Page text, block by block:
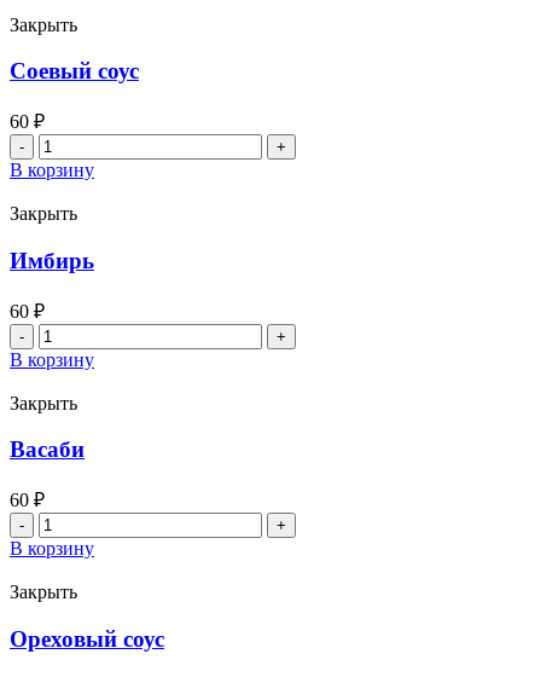
Закрыть
Соевый соус
60 ₽
Количество
товара
Соевый
соус
В корзину
Закрыть
Имбирь
60 ₽
Количество
товара
Имбирь
В корзину
Закрыть
Васаби
60 ₽
Количество
товара
Васаби
В корзину
Закрыть
Ореховый соус